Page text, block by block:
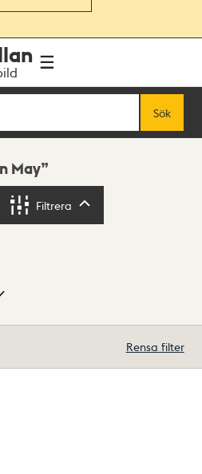
Sök
May
Filtrera
Rensa filter